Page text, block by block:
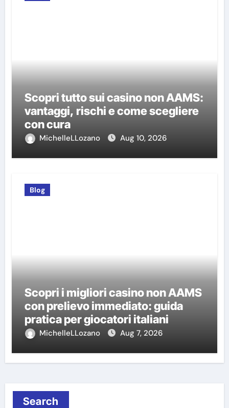
Scopri tutto sui casino non AAMS:
vantaggi, rischi e come scegliere
con cura
MichelleLLozano Aug 10, 2026
Blog
Scopri i migliori casino non AAMS
con prelievo immediato: guida
pratica per giocatori italiani
MichelleLLozano Aug 7, 2026
Search